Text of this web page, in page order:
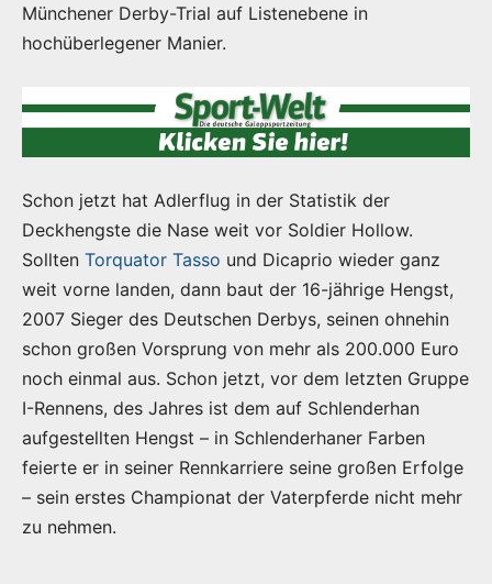
Münchener Derby-Trial auf Listenebene in
hochüberlegener Manier.
Schon jetzt hat Adlerflug in der Statistik der
Deckhengste die Nase weit vor Soldier Hollow.
Sollten Torquator Tasso und Dicaprio wieder ganz
weit vorne landen, dann baut der 16-jährige Hengst,
2007 Sieger des Deutschen Derbys, seinen ohnehin
schon großen Vorsprung von mehr als 200.000 Euro
noch einmal aus. Schon jetzt, vor dem letzten Gruppe
I-Rennens, des Jahres ist dem auf Schlenderhan
aufgestellten Hengst – in Schlenderhaner Farben
feierte er in seiner Rennkarriere seine großen Erfolge
– sein erstes Championat der Vaterpferde nicht mehr
zu nehmen.